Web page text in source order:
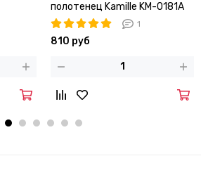
полотенец Kamille KM-0181A
(медный)
1
810 руб